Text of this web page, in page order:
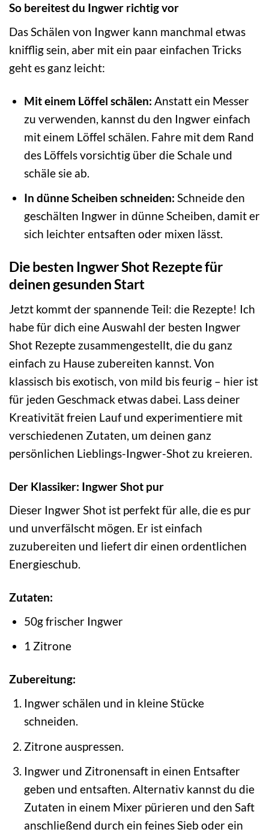
So bereitest du Ingwer richtig vor
Das Schälen von Ingwer kann manchmal etwas
knifflig sein, aber mit ein paar einfachen Tricks
geht es ganz leicht:
Mit einem Löffel schälen: Anstatt ein Messer
zu verwenden, kannst du den Ingwer einfach
mit einem Löffel schälen. Fahre mit dem Rand
des Löffels vorsichtig über die Schale und
schäle sie ab.
In dünne Scheiben schneiden: Schneide den
geschälten Ingwer in dünne Scheiben, damit er
sich leichter entsaften oder mixen lässt.
Die besten Ingwer Shot Rezepte für
deinen gesunden Start
Jetzt kommt der spannende Teil: die Rezepte! Ich
habe für dich eine Auswahl der besten Ingwer
Shot Rezepte zusammengestellt, die du ganz
einfach zu Hause zubereiten kannst. Von
klassisch bis exotisch, von mild bis feurig – hier ist
für jeden Geschmack etwas dabei. Lass deiner
Kreativität freien Lauf und experimentiere mit
verschiedenen Zutaten, um deinen ganz
persönlichen Lieblings-Ingwer-Shot zu kreieren.
Der Klassiker: Ingwer Shot pur
Dieser Ingwer Shot ist perfekt für alle, die es pur
und unverfälscht mögen. Er ist einfach
zuzubereiten und liefert dir einen ordentlichen
Energieschub.
Zutaten:
50g frischer Ingwer
1 Zitrone
Zubereitung:
Ingwer schälen und in kleine Stücke
schneiden.
Zitrone auspressen.
Ingwer und Zitronensaft in einen Entsafter
geben und entsaften. Alternativ kannst du die
Zutaten in einem Mixer pürieren und den Saft
anschließend durch ein feines Sieb oder ein